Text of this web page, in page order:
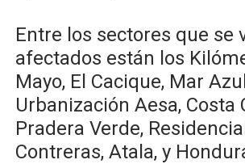
Entre los sectores que se
afectados están los
Mayo, El Cacique, Mar
Urbanización Aesa, Costa
Pradera Verde,
Contreras, Atala, y